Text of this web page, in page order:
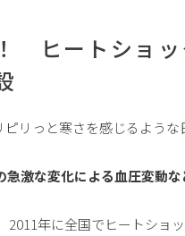
ヒートショッ
リっと寒さを感じるような
急激な変化による血圧変動
年に全国でヒートショ